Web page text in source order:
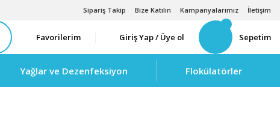
Sipariş Takip Bize Katılın Kampanyalarımız İletişim
Favorilerim Giriş Yap / Üye ol Sepetim
Yağlar ve Dezenfeksiyon Flokülatörler